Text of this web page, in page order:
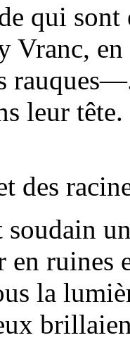
qui
en
leur
des
en ruines
la